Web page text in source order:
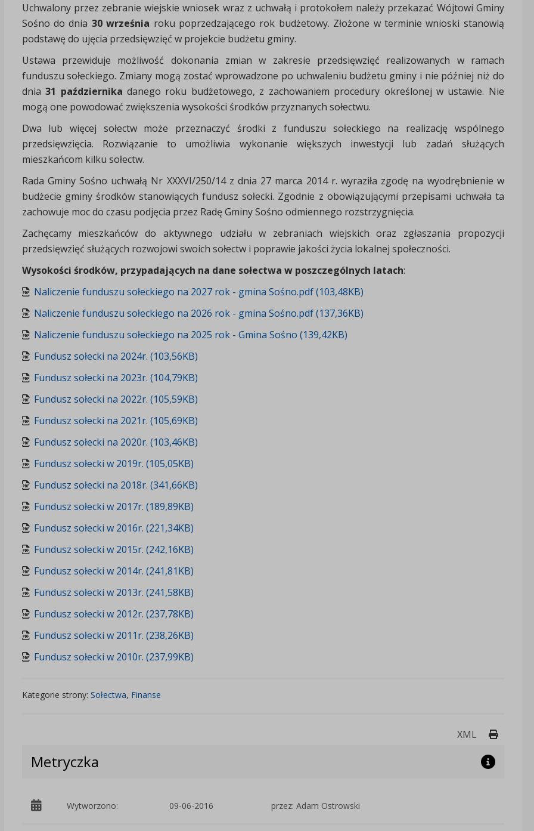
Uchwalony przez zebranie wiejskie wniosek wraz z uchwałą i protokołem należy przekazać Wójtowi Gminy
Sośno do dnia 30 września roku poprzedzającego rok budżetowy. Złożone w terminie wnioski stanowią
podstawę do ujęcia przedsięwzięć w projekcie budżetu gminy.
Ustawa przewiduje możliwość dokonania zmian w zakresie przedsięwzięć realizowanych w ramach
funduszu sołeckiego. Zmiany mogą zostać wprowadzone po uchwaleniu budżetu gminy i nie później niż do
dnia31 października danego roku budżetowego, z zachowaniem procedury określonej w ustawie. Nie
mogą one powodować zwiększenia wysokości środków przyznanych sołectwu.
Dwa lub więcej sołectw może przeznaczyć środki z funduszu sołeckiego na realizację wspólnego
przedsięwzięcia. Rozwiązanie to umożliwia wykonanie większych inwestycji lub zadań służących
mieszkańcom kilku sołectw.
Rada Gminy Sośno uchwałą Nr XXXVI/250/14 z dnia 27 marca 2014 r. wyraziła zgodę na wyodrębnienie w
budżecie gminy środków stanowiących fundusz sołecki. Zgodnie z obowiązującymi przepisami uchwała ta
zachowuje moc do czasu podjęcia przez Radę Gminy Sośno odmiennego rozstrzygnięcia.
Zachęcamy mieszkańców do aktywnego udziału w zebraniach wiejskich oraz zgłaszania propozycji
przedsięwzięć służących rozwojowi swoich sołectw i poprawie jakości życia lokalnej społeczności.
Wysokości środków, przypadających na dane sołectwa w poszczególnych latach:
Naliczenie funduszu sołeckiego na 2027 rok - gmina Sośno.pdf (103,48KB)
Naliczenie funduszu sołeckiego na 2026 rok - gmina Sośno.pdf (137,36KB)
Naliczenie funduszu sołeckiego na 2025 rok - Gmina Sośno (139,42KB)
Fundusz sołecki na 2024r. (103,56KB)
Fundusz sołecki na 2023r. (104,79KB)
Fundusz sołecki na 2022r. (105,59KB)
Fundusz sołecki na 2021r. (105,69KB)
Fundusz sołecki na 2020r. (103,46KB)
Fundusz sołecki w 2019r. (105,05KB)
Fundusz sołecki na 2018r. (341,66KB)
Fundusz sołecki w 2017r. (189,89KB)
Fundusz sołecki w 2016r. (221,34KB)
Fundusz sołecki w 2015r. (242,16KB)
Fundusz sołecki w 2014r. (241,81KB)
Fundusz sołecki w 2013r. (241,58KB)
Fundusz sołecki w 2012r. (237,78KB)
Fundusz sołecki w 2011r. (238,26KB)
Fundusz sołecki w 2010r. (237,99KB)
Kategorie strony: Sołectwa, Finanse
XML Drukuj
Metryczka
Wytworzono: 09-06-2016 przez: Adam Ostrowski